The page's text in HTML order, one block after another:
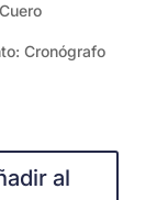
Cronógrafo
al